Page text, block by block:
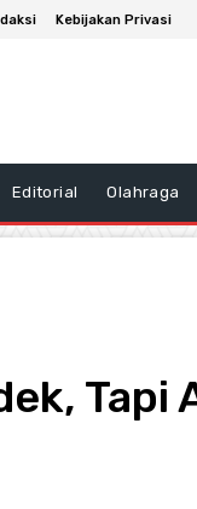
Kebijakan Privasi
Editorial Olahraga
Tapi